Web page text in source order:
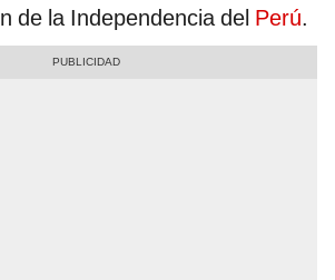
de la Independencia del Perú.